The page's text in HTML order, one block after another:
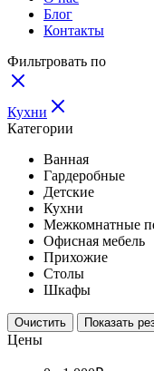
Блог
Контакты
Фильтровать по
Кухни
Категории
Ванная
Гардеробные
Детские
Кухни
Межкомнатные
Офисная мебель
Прихожие
Столы
Шкафы
Очистить Показать
Цены